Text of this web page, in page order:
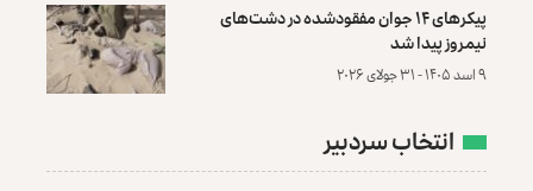
پیکرهای ۱۴ جوان مفقودشده در دشت‌های
نیمروز پیدا شد
۹ اسد ۱۴۰۵ - ۳۱ جولای ۲۰۲۶
انتخاب سردبیر